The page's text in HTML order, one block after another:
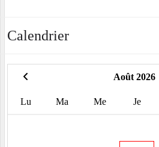
Calendrier
Août 2026
Lu Ma Me Je